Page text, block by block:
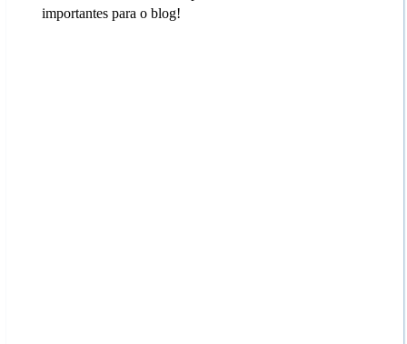
importantes para o blog!